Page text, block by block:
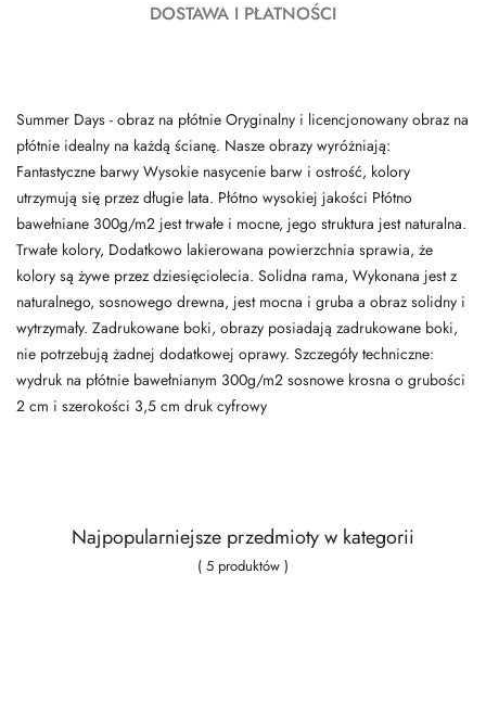
DOSTAWA I PŁATNOŚCI
Summer Days - obraz na płótnie Oryginalny i licencjonowany obraz na
płótnie idealny na każdą ścianę. Nasze obrazy wyróżniają:
Fantastyczne barwy Wysokie nasycenie barw i ostrość, kolory
utrzymują się przez długie lata. Płótno wysokiej jakości Płótno
bawełniane 300g/m2 jest trwałe i mocne, jego struktura jest naturalna.
Trwałe kolory, Dodatkowo lakierowana powierzchnia sprawia, że
kolory są żywe przez dziesięciolecia. Solidna rama, Wykonana jest z
naturalnego, sosnowego drewna, jest mocna i gruba a obraz solidny i
wytrzymały. Zadrukowane boki, obrazy posiadają zadrukowane boki,
nie potrzebują żadnej dodatkowej oprawy. Szczegóły techniczne:
wydruk na płótnie bawełnianym 300g/m2 sosnowe krosna o grubości
2 cm i szerokości 3,5 cm druk cyfrowy
Najpopularniejsze przedmioty w kategorii
( 5 produktów )